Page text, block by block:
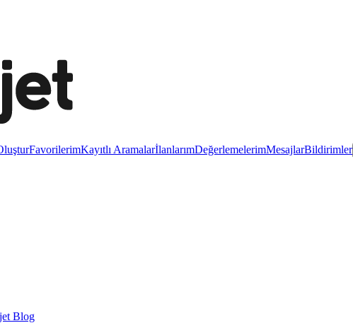
FavorilerimKayıtlı AramalarİlanlarımDeğerlemelerimMesajlarBildirimler
Blog